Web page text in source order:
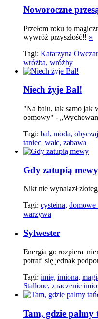
Noworoczne
Przełom roku to
wywróż przyszłość!! »
Tagi: Katarzyna
wróżba, wróżby
Niech żyje Bal!
"Na balu, tak samo jak
obmowy" -
Tagi: bal, moda,
taniec, walc, zabawa
Gdy zatupią mewy
Nikt nie wynalazł
Tagi: cysteina, domowe
warzywa
Sylwester
Energia go rozpiera,
potrafi się jednak
Tagi: imię, imiona,
Stallone, znaczenie
Tam, gdzie palmy